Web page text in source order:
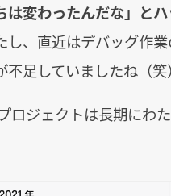
は変わったんだな」と
し、直近はデバッグ作
足していましたね（笑
ロジェクトは長期にわ